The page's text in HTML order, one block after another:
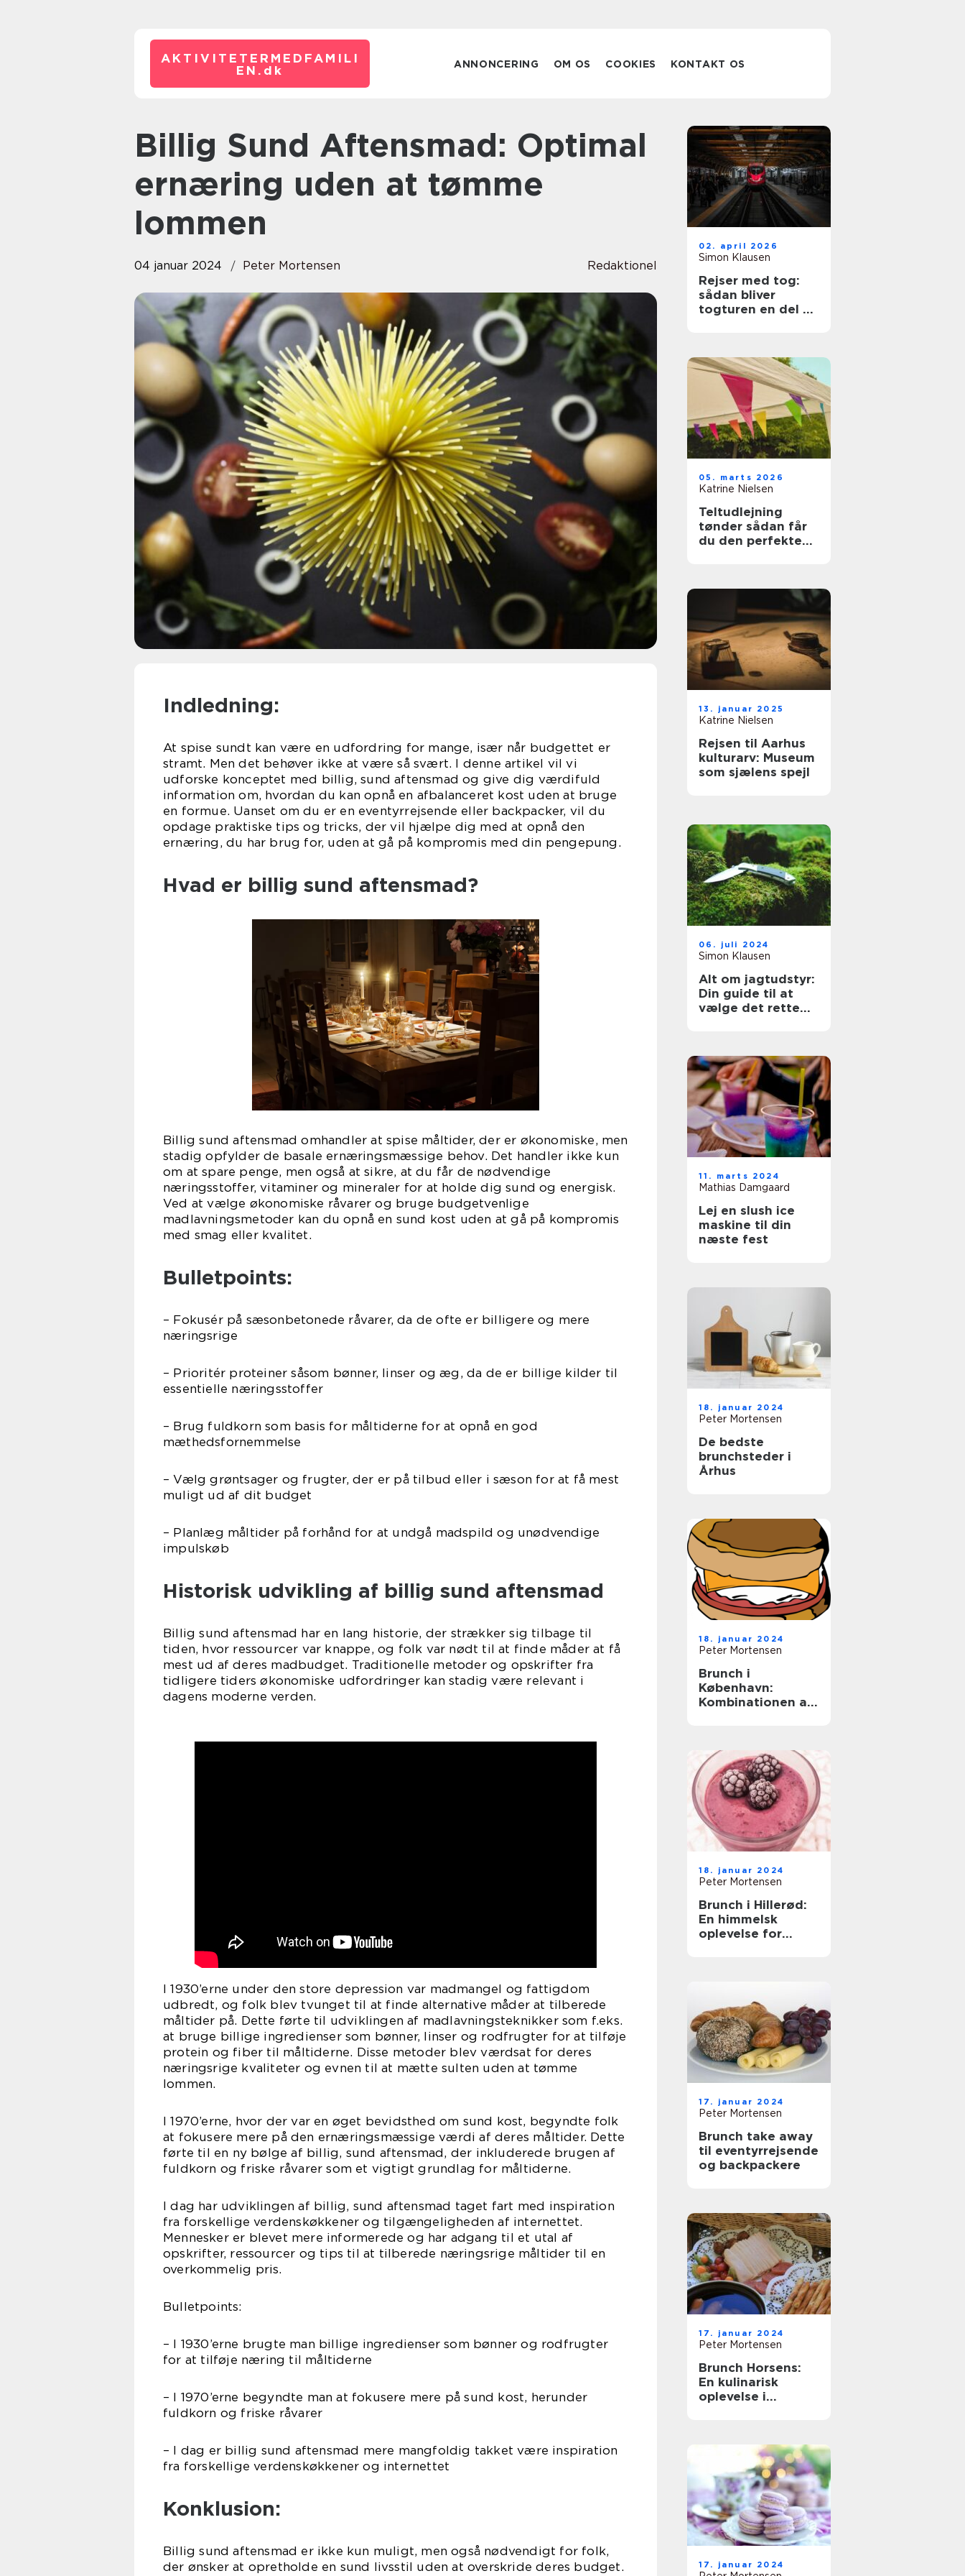
AKTIVITETERMEDFAMILI
EN. dk ANNONCERING OM OS COOKIES KONTAKT OS
Billig Sund Aftensmad: Optimal
ernæring uden at tømme
lommen
04 januar 2024 Peter Mortensen Redaktionel
Indledning:
At spise sundt kan være en udfordring for mange, især når budgettet er
stramt. Men det behøver ikke at være så svært. I denne artikel vil vi
udforske konceptet med billig, sund aftensmad og give dig værdifuld
information om, hvordan du kan opnå en afbalanceret kost uden at bruge
en formue. Uanset om du er en eventyrrejsende eller backpacker, vil du
opdage praktiske tips og tricks, der vil hjælpe dig med at opnå den
ernæring, du har brug for, uden at gå på kompromis med din pengepung.
Hvad er billig sund aftensmad?
Billig sund aftensmad omhandler at spise måltider, der er økonomiske, men
stadig opfylder de basale ernæringsmæssige behov. Det handler ikke kun
om at spare penge, men også at sikre, at du får de nødvendige
næringsstoffer, vitaminer og mineraler for at holde dig sund og energisk.
Ved at vælge økonomiske råvarer og bruge budgetvenlige
madlavningsmetoder kan du opnå en sund kost uden at gå på kompromis
med smag eller kvalitet.
Bulletpoints:
– Fokusér på sæsonbetonede råvarer, da de ofte er billigere og mere
næringsrige
– Prioritér proteiner såsom bønner, linser og æg, da de er billige kilder til
essentielle næringsstoffer
– Brug fuldkorn som basis for måltiderne for at opnå en god
mæthedsfornemmelse
– Vælg grøntsager og frugter, der er på tilbud eller i sæson for at få mest
muligt ud af dit budget
– Planlæg måltider på forhånd for at undgå madspild og unødvendige
impulskøb
Historisk udvikling af billig sund aftensmad
Billig sund aftensmad har en lang historie, der strækker sig tilbage til
tiden, hvor ressourcer var knappe, og folk var nødt til at finde måder at få
mest ud af deres madbudget. Traditionelle metoder og opskrifter fra
tidligere tiders økonomiske udfordringer kan stadig være relevant i
dagens moderne verden.
I 1930’erne under den store depression var madmangel og fattigdom
udbredt, og folk blev tvunget til at finde alternative måder at tilberede
måltider på. Dette førte til udviklingen af madlavningsteknikker som f.eks.
at bruge billige ingredienser som bønner, linser og rodfrugter for at tilføje
protein og fiber til måltiderne. Disse metoder blev værdsat for deres
næringsrige kvaliteter og evnen til at mætte sulten uden at tømme
lommen.
I 1970’erne, hvor der var en øget bevidsthed om sund kost, begyndte folk
at fokusere mere på den ernæringsmæssige værdi af deres måltider. Dette
førte til en ny bølge af billig, sund aftensmad, der inkluderede brugen af
fuldkorn og friske råvarer som et vigtigt grundlag for måltiderne.
I dag har udviklingen af billig, sund aftensmad taget fart med inspiration
fra forskellige verdenskøkkener og tilgængeligheden af internettet.
Mennesker er blevet mere informerede og har adgang til et utal af
opskrifter, ressourcer og tips til at tilberede næringsrige måltider til en
overkommelig pris.
Bulletpoints:
– I 1930’erne brugte man billige ingredienser som bønner og rodfrugter
for at tilføje næring til måltiderne
– I 1970’erne begyndte man at fokusere mere på sund kost, herunder
fuldkorn og friske råvarer
– I dag er billig sund aftensmad mere mangfoldig takket være inspiration
fra forskellige verdenskøkkener og internettet
Konklusion:
Billig sund aftensmad er ikke kun muligt, men også nødvendigt for folk,
der ønsker at opretholde en sund livsstil uden at overskride deres budget.
02. april 2026
Simon Klausen
Rejser med tog:
sådan bliver
togturen en del af
05. marts 2026
Katrine Nielsen
Teltudlejning
tønder sådan får
du den perfekte
13. januar 2025
Katrine Nielsen
Rejsen til Aarhus
kulturarv: Museum
som sjælens spejl
06. juli 2024
Simon Klausen
Alt om jagtudstyr:
Din guide til at
vælge det rette
11. marts 2024
Mathias Damgaard
Lej en slush ice
maskine til din
næste fest
18. januar 2024
Peter Mortensen
De bedste
brunchsteder i
Århus
18. januar 2024
Peter Mortensen
Brunch i
København:
Kombinationen af
begge verdener –
lækkert,
tilfredsstillende
mad uden en
fastlagt spisetid
18. januar 2024
Peter Mortensen
Brunch i Hillerød:
En himmelsk
oplevelse for
17. januar 2024
Peter Mortensen
Brunch take away
til eventyrrejsende
og backpackere
17. januar 2024
Peter Mortensen
Brunch Horsens:
En kulinarisk
oplevelse i
17. januar 2024